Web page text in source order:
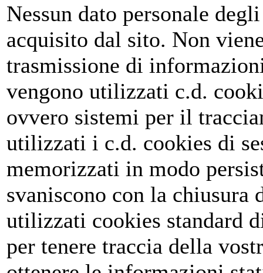
Nessun dato personale
acquisito dal sito. Non
trasmissione di
vengono utilizzati c.d.
ovvero sistemi per il
utilizzati i c.d. cookies di
memorizzati in modo
svaniscono con la chiusura
utilizzati cookies standard
per tenere traccia della